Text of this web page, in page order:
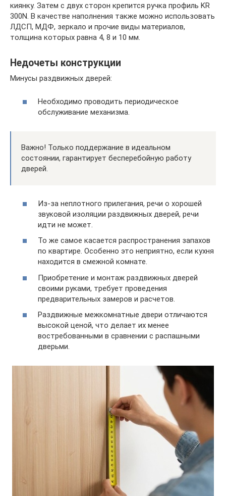
киянку. Затем с двух сторон крепится ручка профиль KR
300N. В качестве наполнения также можно использовать
ЛДСП, МДФ, зеркало и прочие виды материалов,
толщина которых равна 4, 8 и 10 мм.
Недочеты конструкции
Минусы раздвижных дверей:
Необходимо проводить периодическое
обслуживание механизма.
Важно! Только поддержание в идеальном
состоянии, гарантирует бесперебойную работу
дверей.
Из-за неплотного прилегания, речи о хорошей
звуковой изоляции раздвижных дверей, речи
идти не может.
То же самое касается распространения запахов
по квартире. Особенно это неприятно, если кухня
находится в смежной комнате.
Приобретение и монтаж раздвижных дверей
своими руками, требует проведения
предварительных замеров и расчетов.
Раздвижные межкомнатные двери отличаются
высокой ценой, что делает их менее
востребованными в сравнении с распашными
дверьми.